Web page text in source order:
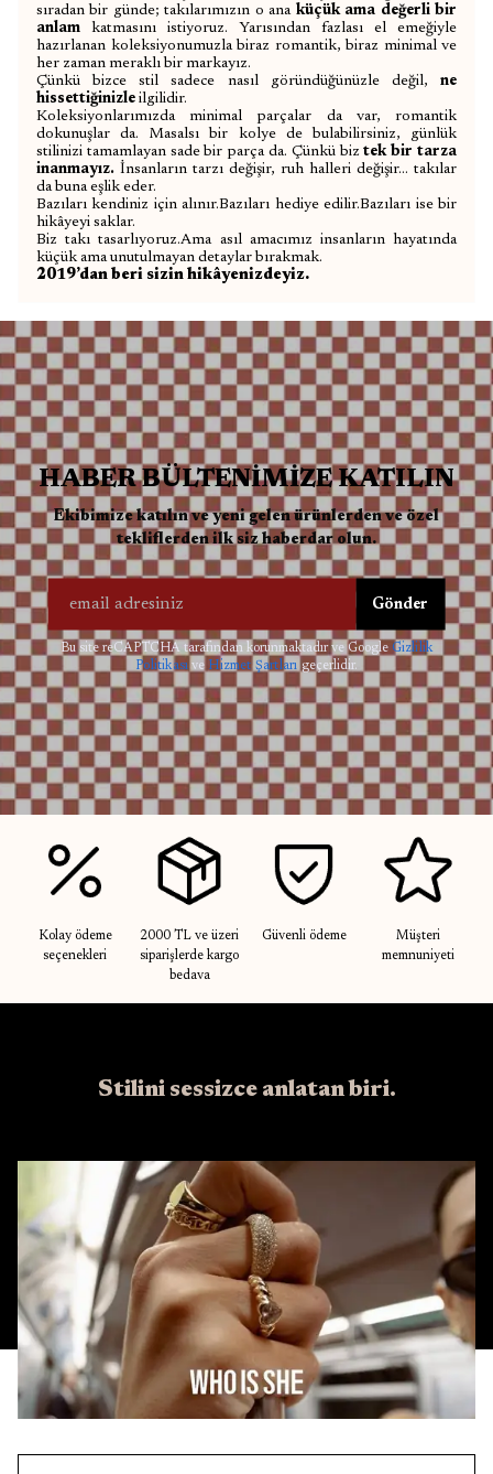
sıradan bir günde; takılarımızın o ana küçük ama değerli bir
anlam
katmasını istiyoruz. Yarısından fazlası el emeğiyle
hazırlanan koleksiyonumuzla biraz romantik, biraz minimal ve
her zaman meraklı bir markayız.
Çünkü bizce stil sadece nasıl göründüğünüzle değil,
ne
hissettiğinizle ilgilidir.
Koleksiyonlarımızda minimal parçalar da var, romantik
dokunuşlar da. Masalsı bir kolye de bulabilirsiniz, günlük
stilinizi tamamlayan sade bir parça da. Çünkü biztek bir tarza
inanmayız. İnsanların tarzı değişir, ruh halleri değişir… takılar
da buna eşlik eder.
Bazıları kendiniz için alınır.Bazıları hediye edilir.Bazıları ise bir
hikâyeyi saklar.
Biz takı tasarlıyoruz.Ama asıl amacımız insanların hayatında
küçük ama unutulmayan detaylar bırakmak.
2019’dan beri sizin hikâyenizdeyiz.
HABER BÜLTENİMİZE KATILIN
Ekibimize katılın ve yeni gelen ürünlerden ve özel
tekliflerden ilk siz haberdar olun.
Gönder
Bu site reCAPTCHA tarafından korunmaktadır ve Google Gizlilik
Politikasıve Hizmet Şartları geçerlidir.
Kolay ödeme
seçenekleri
2000 TL ve üzeri
siparişlerde kargo
bedava
Güvenli ödeme
Müşteri
memnuniyeti
Stilini sessizce anlatan biri.